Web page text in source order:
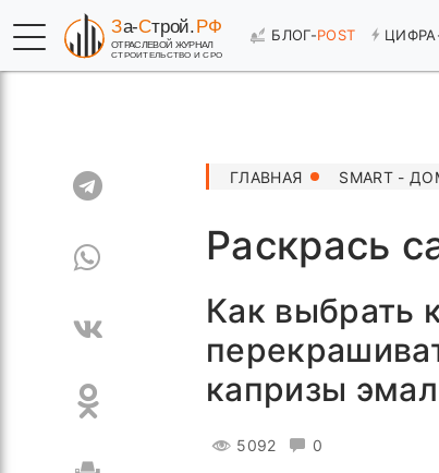
БЛОГ-POST
ГЛАВНАЯ SMART -
Раскрась
Как выбрать
капризы
5092 0